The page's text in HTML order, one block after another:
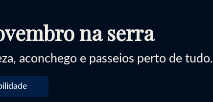
na serra
aconchego e passeios perto de tudo.